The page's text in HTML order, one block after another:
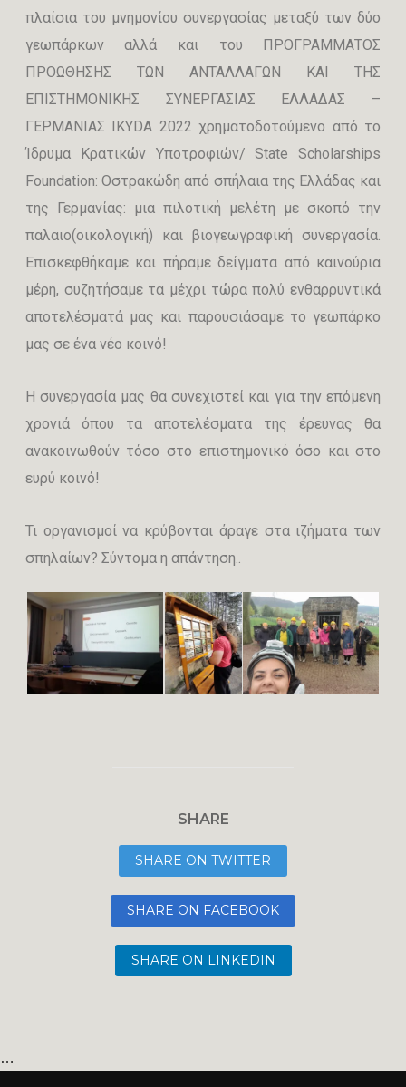
πλαίσια του μνημονίου συνεργασίας μεταξύ των δύο
γεωπάρκων αλλά και του ΠΡΟΓΡΑΜΜΑΤΟΣ
ΠΡΟΩΘΗΣΗΣ ΤΩΝ ΑΝΤΑΛΛΑΓΩΝ ΚΑΙ ΤΗΣ
ΕΠΙΣΤΗΜΟΝΙΚΗΣ ΣΥΝΕΡΓΑΣΙΑΣ ΕΛΛΑΔΑΣ –
ΓΕΡΜΑΝΙΑΣ IKYDA 2022 χρηματοδοτούμενο από το
Ίδρυμα Κρατικών Υποτροφιών/ State Scholarships
Foundation: Οστρακώδη από σπήλαια της Ελλάδας και
της Γερμανίας: μια πιλοτική μελέτη με σκοπό την
παλαιο(οικολογική) και βιογεωγραφική συνεργασία.
Επισκεφθήκαμε και πήραμε δείγματα από καινούρια
μέρη, συζητήσαμε τα μέχρι τώρα πολύ ενθαρρυντικά
αποτελέσματά μας και παρουσιάσαμε το γεωπάρκο
μας σε ένα νέο κοινό!
Η συνεργασία μας θα συνεχιστεί και για την επόμενη
χρονιά όπου τα αποτελέσματα της έρευνας θα
ανακοινωθούν τόσο στο επιστημονικό όσο και στο
ευρύ κοινό!
Τι οργανισμοί να κρύβονται άραγε στα ιζήματα των
σπηλαίων? Σύντομα η απάντηση..
SHARE
SHARE ON TWITTER
SHARE ON FACEBOOK
SHARE ON LINKEDIN
…